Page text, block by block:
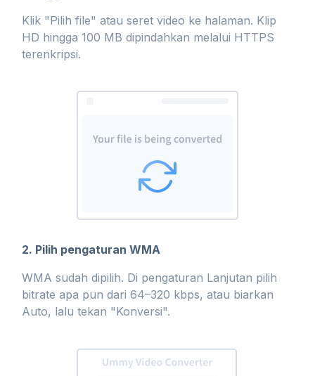
Klik "Pilih file" atau seret video ke halaman. Klip
HD hingga 100 MB dipindahkan melalui HTTPS
terenkripsi.
2. Pilih pengaturan WMA
WMA sudah dipilih. Di pengaturan Lanjutan pilih
bitrate apa pun dari 64–320 kbps, atau biarkan
Auto, lalu tekan "Konversi".